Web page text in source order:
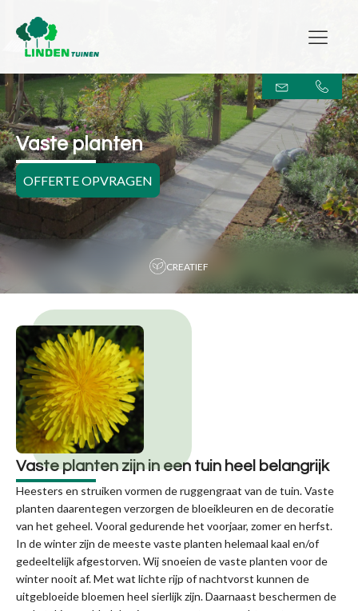
Vaste planten
OFFERTE OPVRAGEN
MAATWERK
Vaste planten zijn in een tuin heel belangrijk
Heesters en struiken vormen de ruggengraat van de tuin. Vaste
planten daarentegen verzorgen de bloeikleuren en de decoratie
van het geheel. Vooral gedurende het voorjaar, zomer en herfst.
In de winter zijn de meeste vaste planten helemaal kaal en/of
gedeeltelijk afgestorven. Wij snoeien de vaste planten voor de
winter nooit af. Met wat lichte rijp of nachtvorst kunnen de
uitgebloeide bloemen heel sierlijk zijn. Daarnaast beschermen de